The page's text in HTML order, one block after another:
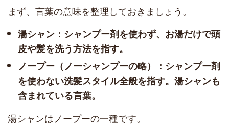
まず、言葉の意味を整理しておきましょう。
湯シャン：シャンプー剤を使わず、お湯だけで頭
皮や髪を洗う方法を指す。
ノープー（ノーシャンプーの略）：シャンプー剤
を使わない洗髪スタイル全般を指す。湯シャンも
含まれている言葉。
湯シャンはノープーの一種です。